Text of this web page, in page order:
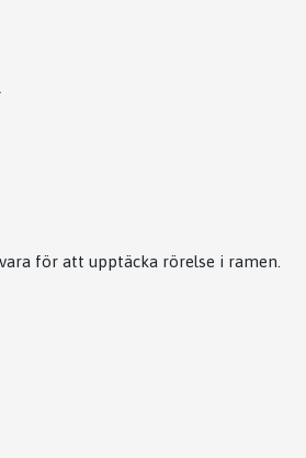
för att upptäcka rörelse i ramen.